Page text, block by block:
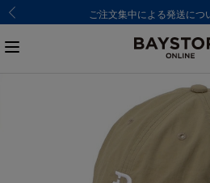
ご注文集中による発送につ